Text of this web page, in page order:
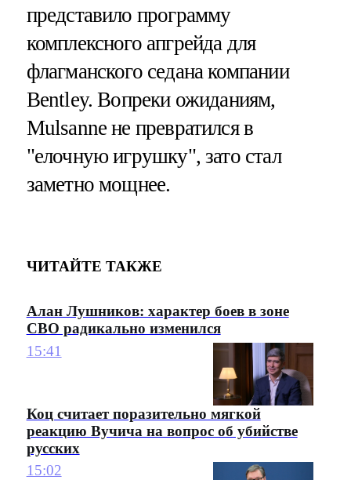
представило программу
комплексного апгрейда для
флагманского седана компании
Bentley. Вопреки ожиданиям,
Mulsanne не превратился в
"елочную игрушку", зато стал
заметно мощнее.
ЧИТАЙТЕ ТАКЖЕ
Алан Лушников: характер боев в зоне
СВО радикально изменился
15:41
Коц считает поразительно мягкой
реакцию Вучича на вопрос об убийстве
русских
15:02